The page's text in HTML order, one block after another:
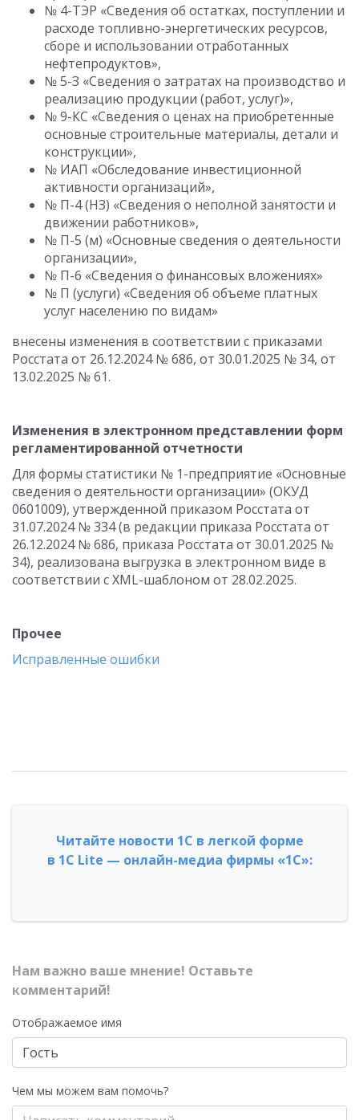
№ 4-ТЭР «Сведения об остатках, поступлении и
расходе топливно-энергетических ресурсов,
сборе и использовании отработанных
нефтепродуктов»,
№ 5-З «Сведения о затратах на производство и
реализацию продукции (работ, услуг)»,
№ 9-КС «Сведения о ценах на приобретенные
основные строительные материалы, детали и
конструкции»,
№ ИАП «Обследование инвестиционной
активности организаций»,
№ П-4 (НЗ) «Сведения о неполной занятости и
движении работников»,
№ П-5 (м) «Основные сведения о деятельности
организации»,
№ П-6 «Сведения о финансовых вложениях»
№ П (услуги) «Сведения об объеме платных
услуг населению по видам»
внесены изменения в соответствии с приказами
Росстата от 26.12.2024 № 686, от 30.01.2025 № 34, от
13.02.2025 № 61.
Изменения в электронном представлении форм
регламентированной отчетности
Для формы статистики № 1-предприятие «Основные
сведения о деятельности организации» (ОКУД
0601009), утвержденной приказом Росстата от
31.07.2024 № 334 (в редакции приказа Росстата от
26.12.2024 № 686, приказа Росстата от 30.01.2025 №
34), реализована выгрузка в электронном виде в
соответствии с XML-шаблоном от 28.02.2025.
Прочее
Исправленные ошибки
Читайте новости 1С в легкой форме
в 1С Lite — онлайн-медиа фирмы «1С»:
Нам важно ваше мнение! Оставьте
комментарий!
Отображаемое имя
Чем мы можем вам помочь?